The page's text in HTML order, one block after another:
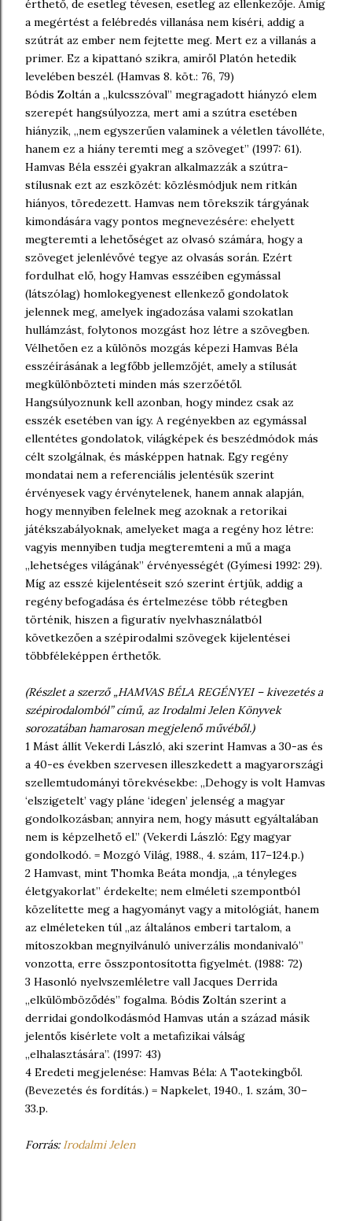
érthető, de esetleg tévesen, esetleg az ellenkezője. Amíg
a megértést a felébredés villanása nem kíséri, addig a
szútrát az ember nem fejtette meg. Mert ez a villanás a
primer. Ez a kipattanó szikra, amiről Platón hetedik
levelében beszél. (Hamvas 8. köt.: 76, 79)
Bódis Zoltán a „kulcsszóval” megragadott hiányzó elem
szerepét hangsúlyozza, mert ami a szútra esetében
hiányzik, „nem egyszerűen valaminek a véletlen távolléte,
hanem ez a hiány teremti meg a szöveget” (1997: 61).
Hamvas Béla esszéi gyakran alkalmazzák a szútra-
stílusnak ezt az eszközét: közlésmódjuk nem ritkán
hiányos, töredezett. Hamvas nem törekszik tárgyának
kimondására vagy pontos megnevezésére: ehelyett
megteremti a lehetőséget az olvasó számára, hogy a
szöveget jelenlévővé tegye az olvasás során. Ezért
fordulhat elő, hogy Hamvas esszéiben egymással
(látszólag) homlokegyenest ellenkező gondolatok
jelennek meg, amelyek ingadozása valami szokatlan
hullámzást, folytonos mozgást hoz létre a szövegben.
Vélhetően ez a különös mozgás képezi Hamvas Béla
esszéírásának a legfőbb jellemzőjét, amely a stílusát
megkülönbözteti minden más szerzőétől.
Hangsúlyoznunk kell azonban, hogy mindez csak az
esszék esetében van így. A regényekben az egymással
ellentétes gondolatok, világképek és beszédmódok más
célt szolgálnak, és másképpen hatnak. Egy regény
mondatai nem a referenciális jelentésük szerint
érvényesek vagy érvénytelenek, hanem annak alapján,
hogy mennyiben felelnek meg azoknak a retorikai
játékszabályoknak, amelyeket maga a regény hoz létre:
vagyis mennyiben tudja megteremteni a mű a maga
„lehetséges világának” érvényességét (Gyímesi 1992: 29).
Míg az esszé kijelentéseit szó szerint értjük, addig a
regény befogadása és értelmezése több rétegben
történik, hiszen a figuratív nyelvhasználatból
következően a szépirodalmi szövegek kijelentései
többféleképpen érthetők.
(Részlet a szerző „HAMVAS BÉLA REGÉNYEI – kivezetés a
szépirodalomból” című, az Irodalmi Jelen Könyvek
sorozatában hamarosan megjelenő művéből.)
1 Mást állít Vekerdi László, aki szerint Hamvas a 30-as és
a 40-es években szervesen illeszkedett a magyarországi
szellemtudományi törekvésekbe: „Dehogy is volt Hamvas
‘elszigetelt’ vagy pláne ‘idegen’ jelenség a magyar
gondolkozásban; annyira nem, hogy másutt egyáltalában
nem is képzelhető el.” (Vekerdi László: Egy magyar
gondolkodó. = Mozgó Világ, 1988., 4. szám, 117–124.p.)
2 Hamvast, mint Thomka Beáta mondja, „a tényleges
életgyakorlat” érdekelte; nem elméleti szempontból
közelítette meg a hagyományt vagy a mitológiát, hanem
az elméleteken túl „az általános emberi tartalom, a
mítoszokban megnyilvánuló univerzális mondanivaló”
vonzotta, erre összpontosította figyelmét. (1988: 72)
3 Hasonló nyelvszemléletre vall Jacques Derrida
„elkülömböződés” fogalma. Bódis Zoltán szerint a
derridai gondolkodásmód Hamvas után a század másik
jelentős kísérlete volt a metafizikai válság
„elhalasztására”. (1997: 43)
4 Eredeti megjelenése: Hamvas Béla: A Taotekingből.
(Bevezetés és fordítás.) = Napkelet, 1940., 1. szám, 30–
33.p.
Forrás:Irodalmi Jelen